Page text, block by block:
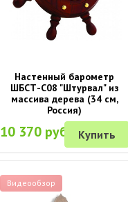
Настенный барометр
ШБСТ-С08 "Штурвал" из
массива дерева (34 см,
Россия)
10 370 руб. Купить
Видеообзор